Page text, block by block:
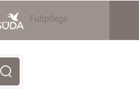
Fußpflege